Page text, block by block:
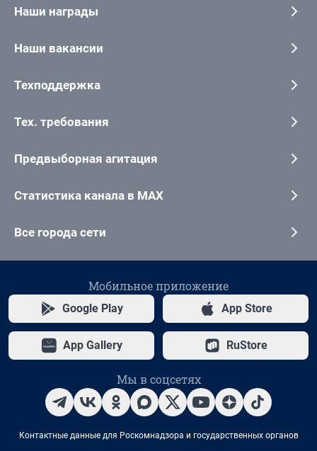
Наши награды
Наши вакансии
Техподдержка
Тех. требования
Предвыборная агитация
Статистика канала в MAX
Все города сети
Мобильное приложение
Google Play App Store
App Gallery RuStore
Мы в соцсетях
Контактные данные для Роскомнадзора и государственных органов